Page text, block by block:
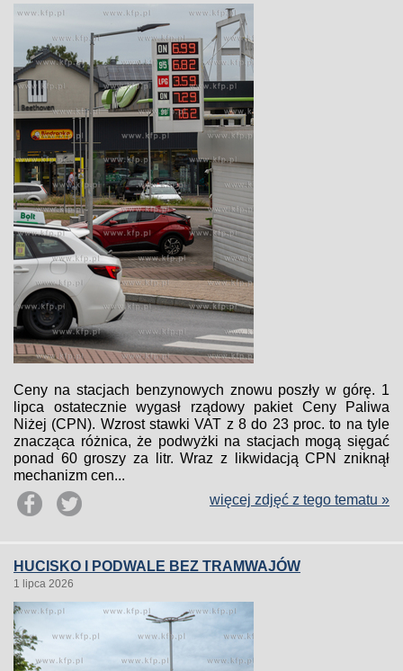
Ceny na stacjach benzynowych znowu poszły w górę. 1
lipca ostatecznie wygasł rządowy pakiet Ceny Paliwa
Niżej (CPN). Wzrost stawki VAT z 8 do 23 proc. to na tyle
znacząca różnica, że podwyżki na stacjach mogą sięgać
ponad 60 groszy za litr. Wraz z likwidacją CPN zniknął
mechanizm cen...
więcej zdjęć z tego tematu »
HUCISKO I PODWALE BEZ TRAMWAJÓW
1 lipca 2026